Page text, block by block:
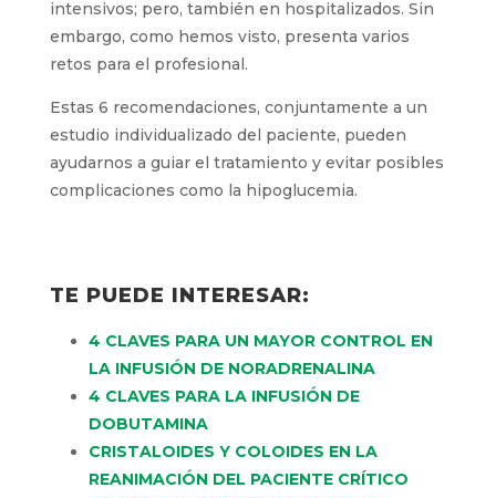
intensivos; pero, también en hospitalizados. Sin
embargo, como hemos visto, presenta varios
retos para el profesional.
Estas 6 recomendaciones, conjuntamente a un
estudio individualizado del paciente, pueden
ayudarnos a guiar el tratamiento y evitar posibles
complicaciones como la hipoglucemia.
TE PUEDE INTERESAR:
4 CLAVES PARA UN MAYOR CONTROL EN
LA INFUSIÓN DE NORADRENALINA
4 CLAVES PARA LA INFUSIÓN DE
DOBUTAMINA
CRISTALOIDES Y COLOIDES EN LA
REANIMACIÓN DEL PACIENTE CRÍTICO